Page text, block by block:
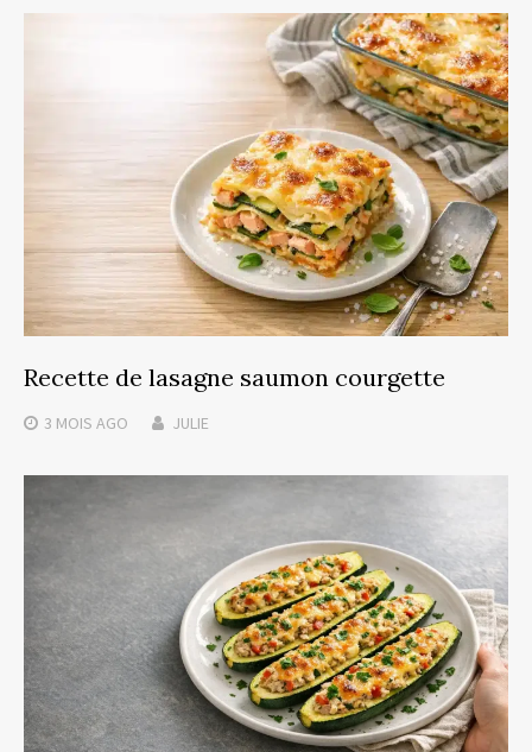
Recette de lasagne saumon courgette
3 MOIS AGO JULIE